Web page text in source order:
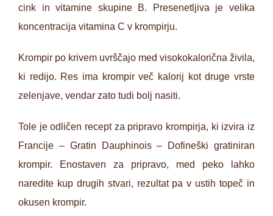
cink in vitamine skupine B. Presenetljiva je velika
koncentracija vitamina C v krompirju.
Krompir po krivem uvrščajo med visokokalorična živila,
ki redijo. Res ima krompir več kalorij kot druge vrste
zelenjave, vendar zato tudi bolj nasiti.
Tole je odličen recept za pripravo krompirja, ki izvira iz
Francije – Gratin Dauphinois – Dofineški gratiniran
krompir. Enostaven za pripravo, med peko lahko
naredite kup drugih stvari, rezultat pa v ustih topeč in
okusen krompir.